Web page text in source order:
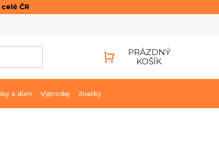
ČR
PRÁZDNÝ
KOŠÍK
a dům Výprodej Značky